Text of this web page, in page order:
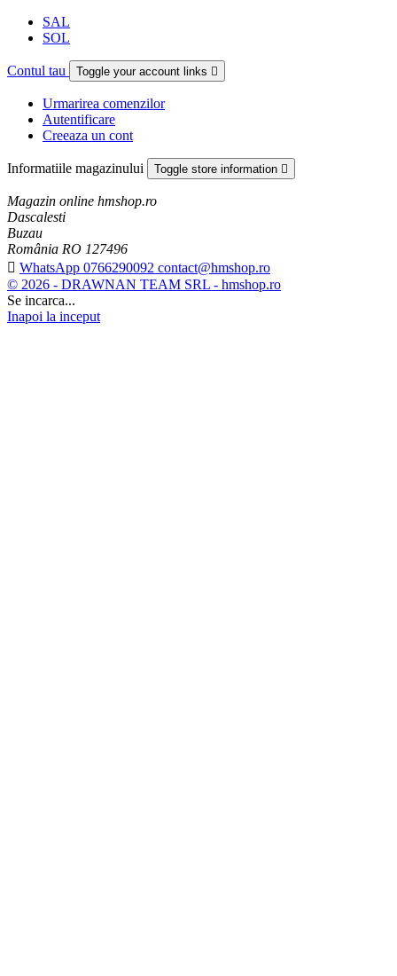
SAL
SOL
Contul tau Toggle your account links 
Urmarirea comenzilor
Autentificare
Creeaza un cont
Informatiile magazinului Toggle store information 
Magazin online hmshop.ro
Dascalesti
Buzau
România RO 127496
 WhatsApp 0766290092 contact@hmshop.ro
© 2026 - DRAWNAN TEAM SRL - hmshop.ro
Se incarca...
Inapoi la inceput